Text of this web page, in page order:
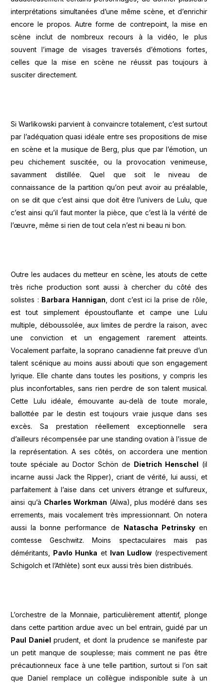
interprétations simultanées d’une même scène, et d’enrichir
encore le propos. Autre forme de contrepoint, la mise en
scène inclut de nombreux recours à la vidéo, le plus
souvent l’image de visages traversés d’émotions fortes,
celles que la mise en scène ne réussit pas toujours à
susciter directement.
Si Warlikowski parvient à convaincre totalement, c’est surtout
par l’adéquation quasi idéale entre ses propositions de mise
en scène et la musique de Berg, plus que par l’émotion, un
peu chichement suscitée, ou la provocation venimeuse,
savamment distillée. Quel que soit le niveau de
connaissance de la partition qu’on peut avoir au préalable,
on se dit que c’est ainsi que doit être l’univers de Lulu, que
c’est ainsi qu’il faut monter la pièce, que c’est là la vérité de
l’œuvre, même si rien de tout cela n’est ni beau ni bon.
Outre les audaces du metteur en scène, les atouts de cette
très riche production sont aussi à chercher du côté des
solistes : Barbara Hannigan, dont c’est ici la prise de rôle,
est tout simplement époustouflante et campe une Lulu
multiple, déboussolée, aux limites de perdre la raison, avec
une conviction et un engagement rarement atteints.
Vocalement parfaite, la soprano canadienne fait preuve d’un
talent scénique au moins aussi abouti que son engagement
lyrique. Elle chante dans toutes les positions, y compris les
plus inconfortables, sans rien perdre de son talent musical.
Cette Lulu idéale, émouvante au-delà de toute morale,
ballottée par le destin est toujours vraie jusque dans ses
excès. Sa prestation réellement exceptionnelle sera
d’ailleurs récompensée par une standing ovation à l’issue de
la représentation. A ses côtés, on accordera une mention
toute spéciale au Doctor Schön de
Dietrich Henschel
(il
incarne aussi Jack the Ripper), criant de vérité, lui aussi, et
parfaitement à l’aise dans cet univers étrange et sulfureux,
ainsi qu’à Charles Workman (Alwa), plus modéré dans ses
errements, mais vocalement très impressionnant. On notera
aussi la bonne performance de
Natascha Petrinskyen
comtesse Geschwitz. Moins spectaculaires mais pas
déméritants, Pavlo Hunka et Ivan Ludlow(respectivement
Schigolch et l’Athlète) sont eux aussi très bien distribués.
L’orchestre de la Monnaie, particulièrement attentif, plonge
dans cette partition ardue avec un bel entrain, guidé par un
Paul Daniel prudent, et dont la prudence se manifeste par
un petit manque de souplesse; mais comment ne pas être
précautionneux face à une telle partition, surtout si l’on sait
que Daniel remplace un collègue indisponible suite à un